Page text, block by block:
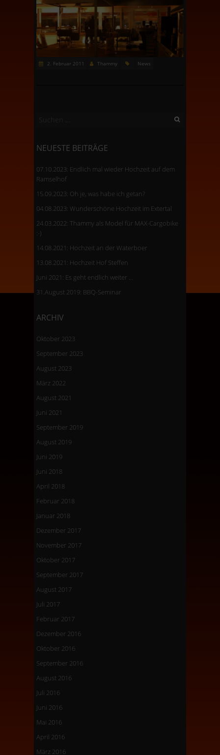
2. Februar 2011 Thammy News
NEUESTE BEITRÄGE
07.10.2023: Endlich mal wieder Hochzeit auf dem
Ramselhof
15.09.2023: Oh je, was habe ich getan?
04.08.2023: Wunderschöne Hochzeit im Extertal
24.03.2022: Thammy als Model für MAX-Cargobike
:-)
14.08.2021: Hochzeit an der Waterboer
13.08.2021: Hochzeit Hof Steffen
Juni 2021: Es geht endlich weiter …
31.August 2019: BBQ-Seminar
ARCHIV
Oktober 2023
September 2023
August 2023
März 2022
August 2021
Juni 2021
September 2019
August 2019
Juni 2019
Juni 2018
April 2018
Februar 2018
Januar 2018
Dezember 2017
November 2017
Oktober 2017
September 2017
August 2017
Juli 2017
Februar 2017
Dezember 2016
Oktober 2016
September 2016
August 2016
Juli 2016
Juni 2016
Mai 2016
April 2016
März 2016